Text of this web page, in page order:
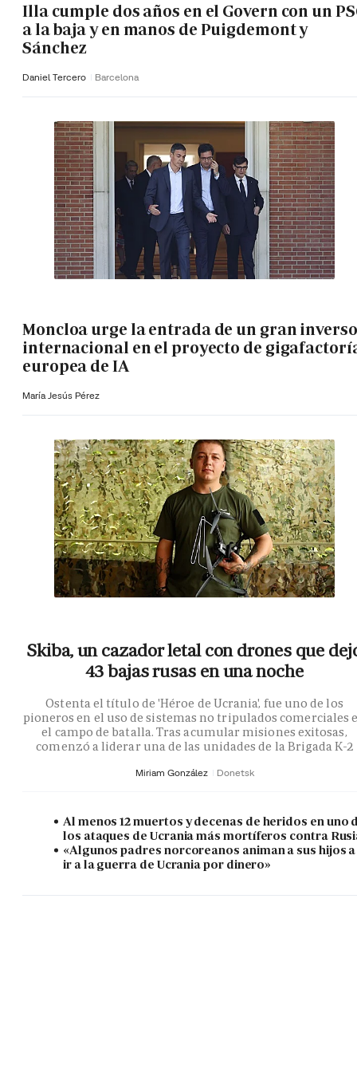
Illa cumple dos años en el Govern con un
a la baja y en manos de Puigdemont y
Sánchez
Daniel Tercero Barcelona
Moncloa urge la entrada de un gran
internacional en el proyecto de
europea de IA
María Jesús Pérez
Skiba, un cazador letal con drones que
43 bajas rusas en una noche
Ostenta el título de 'Héroe de Ucrania', fue uno de los
pioneros en el uso de sistemas no tripulados comerciales
el campo de batalla. Tras acumular misiones exitosas,
comenzó a liderar una de las unidades de la Brigada K-2
Miriam González Donetsk
Al menos 12 muertos y decenas de heridos en uno
los ataques de Ucrania más mortíferos contra
«Algunos padres norcoreanos animan a sus hijos a
ir a la guerra de Ucrania por dinero»